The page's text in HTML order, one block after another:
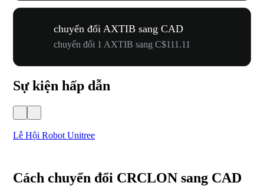
chuyển đổi AXTIB sang CAD
chuyển đổi 1 AXTIB sang C$111.11
Sự kiện hấp dẫn
Lễ Hội Robot Unitree
Cách chuyển đổi CRCLON sang CAD